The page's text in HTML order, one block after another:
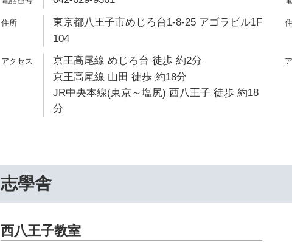
東京都八王子市めじろ台1-8-25 アゴラビル1F
104
京王高尾線 めじろ台 徒歩 約2分
京王高尾線 山田 徒歩 約18分
JR中央本線(東京～塩尻) 西八王子 徒歩 約18
分
志學舎
西八王子教室